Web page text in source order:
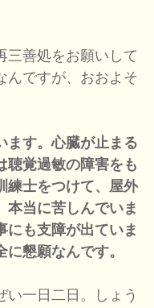
善処をお願いして
んですが、おおよそ
ます。心臓が止まる
聴覚過敏の障害をも
練士をつけて、屋外
本当に苦しんでいま
にも支障が出ていま
に懇願なんです。
一日二日。しょう